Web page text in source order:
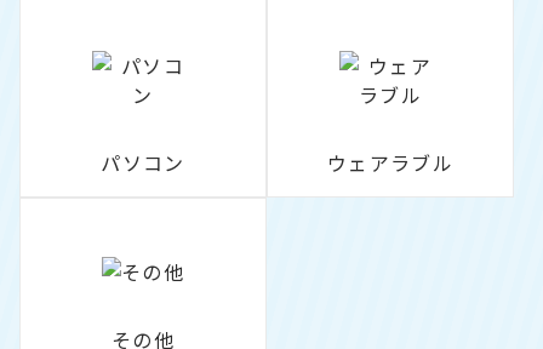
パソコン ウェアラブル
その他